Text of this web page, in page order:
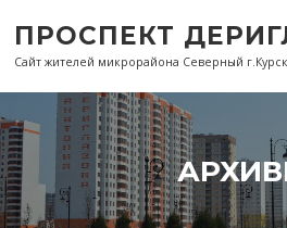
содержанию
ПРОСПЕКТ
Сайт жителей микрорайона Северный